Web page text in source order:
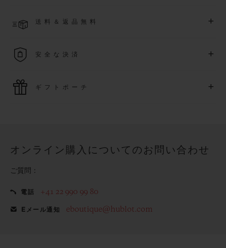
詳細を表示する
より異なる場合がございます
送料＆返品無料 +
す
安全な決済 +
ご購入は迅速で安全に処理され、お客様の個人情報は確実に
ギフトポーチ +
オンライン購入についてのお問い合わせ
ご質問：
電話 +41 22 990 99 80
Eメール通知 eboutique@hublot.com